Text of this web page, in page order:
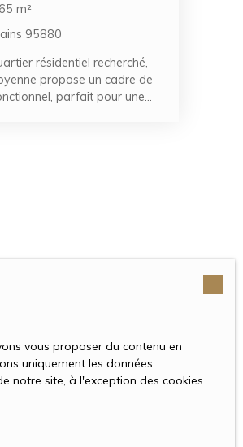
m²
95880
résidentiel recherché,
propose un cadre de
parfait pour une
jours en toute tranquillité.
un excellent compromis
et maison, idéal pour un
petite famille souhaitant
vous proposer du contenu en
uniquement les données
notre site, à l'exception des cookies